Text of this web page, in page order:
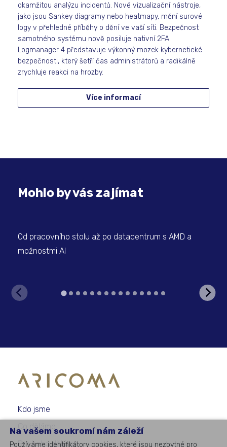
okamžitou analýzu incidentů. Nové vizualizační nástroje,
jako jsou Sankey diagramy nebo heatmapy, mění surové
logy v přehledné příběhy o dění ve vaší síti. Bezpečnost
samotného systému nově posiluje nativní 2FA.
Logmanager 4 představuje výkonný mozek kybernetické
bezpečnosti, který šetří čas administrátorů a radikálně
zrychluje reakci na hrozby.
Více informací
Mohlo by vás zajímat
Od pracovního stolu až po datacentrum s AMD a
možnostmi AI
Na vašem soukromí nám záleží
Používáme identifikátory cookies, které jsou nezbytné pro
Kdo jsme
Co děláme
Pro koho děláme